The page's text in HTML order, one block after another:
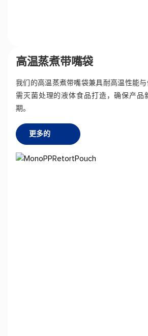
高温蒸煮带嘴袋
我们的高温蒸煮带嘴袋兼具耐高温性能
需灭菌处理的液体食品打造，确保产品
期。
更多的